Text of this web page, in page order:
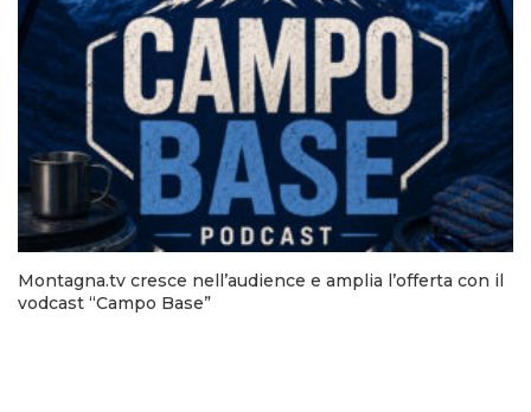
Montagna.tv cresce nell’audience e amplia l’offerta con il
vodcast “Campo Base”